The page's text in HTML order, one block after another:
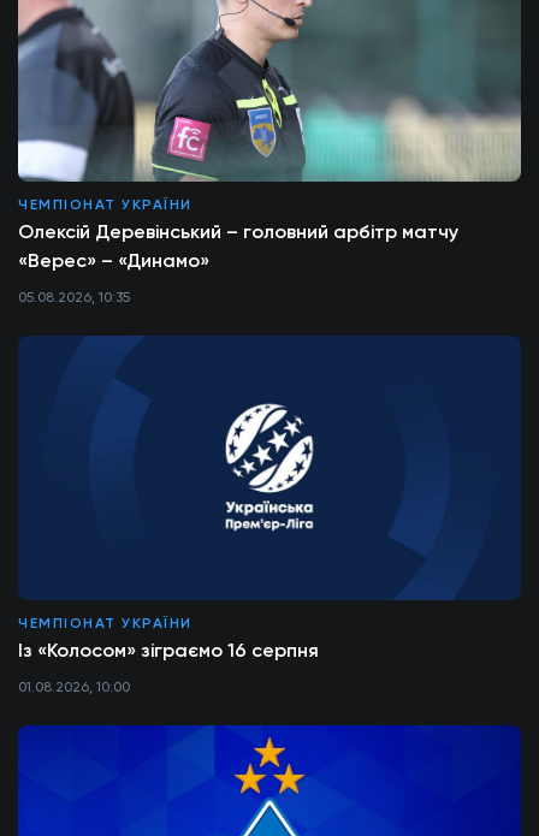
ЧЕМПІОНАТ УКРАЇНИ
Олексій Деревінський – головний арбітр матчу
«Верес» – «Динамо»
05.08.2026, 10:35
ЧЕМПІОНАТ УКРАЇНИ
Із «Колосом» зіграємо 16 серпня
01.08.2026, 10:00